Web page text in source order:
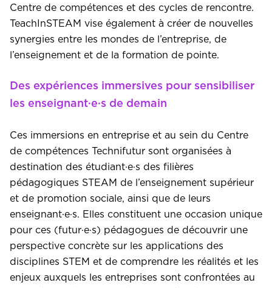
Centre de compétences et des cycles de rencontre.
TeachInSTEAM vise également à créer de nouvelles
synergies entre les mondes de l’entreprise, de
l’enseignement et de la formation de pointe.
Des expériences immersives pour sensibiliser
les enseignant·e·s de demain
Ces immersions en entreprise et au sein du Centre
de compétences Technifutur sont organisées à
destination des étudiant·e·s des filières
pédagogiques STEAM de l’enseignement supérieur
et de promotion sociale, ainsi que de leurs
enseignant·e·s. Elles constituent une occasion unique
pour ces (futur·e·s) pédagogues de découvrir une
perspective concrète sur les applications des
disciplines STEM et de comprendre les réalités et les
enjeux auxquels les entreprises sont confrontées au